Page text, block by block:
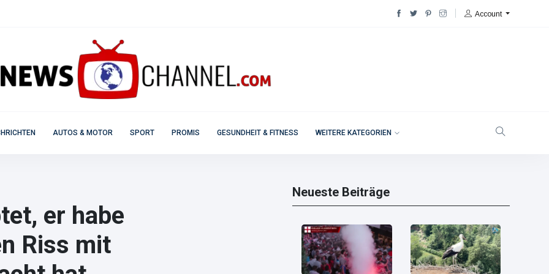
Account
AUTOS & MOTOR SPORT PROMIS GESUNDHEIT & FITNESS WEITERE KATEGORIEN
er habe
Riss mit
Neueste Beiträge